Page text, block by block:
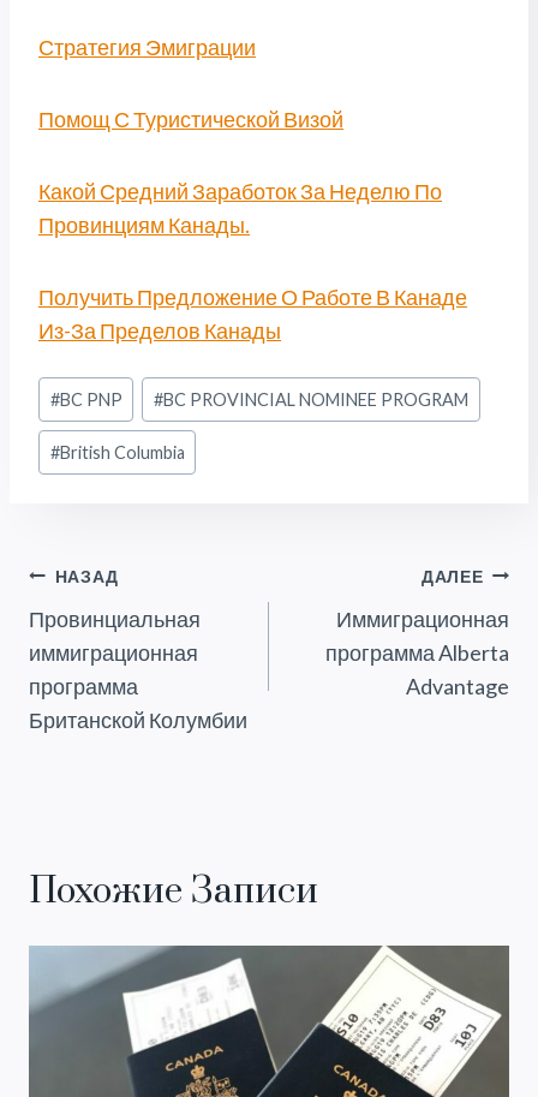
Стратегия Эмиграции
Помощ С Туристической Визой
Какой Средний Заработок За Неделю По
Провинциям Канады.
Получить Предложение О Работе В Канаде
Из-За Пределов Канады
Метки
записи:
#BC PNP #BC PROVINCIAL NOMINEE PROGRAM
#British Columbia
Навигация
По
Записям
НАЗАД
Провинциальная
иммиграционная
программа
Британской Колумбии
ДАЛЕЕ
Иммиграционная
программа Alberta
Advantage
Похожие Записи